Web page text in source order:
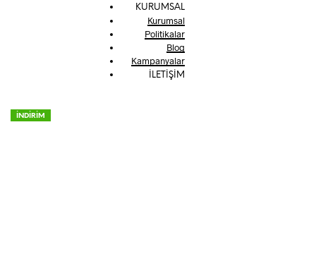
KURUMSAL
Kurumsal
Politikalar
Blog
Kampanyalar
İLETİŞİM
İNDİRİM